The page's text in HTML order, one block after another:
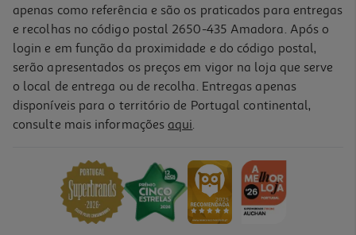
4.0
Cereais Auchan Muesli 3 Chocolates 450g
apenas como referência e são os praticados para entregas
e recolhas no código postal 2650-435 Amadora. Após o
login e em função da proximidade e do código postal,
serão apresentados os preços em vigor na loja que serve
o local de entrega ou de recolha. Entregas apenas
disponíveis para o território de Portugal continental,
consulte mais informações aqui.